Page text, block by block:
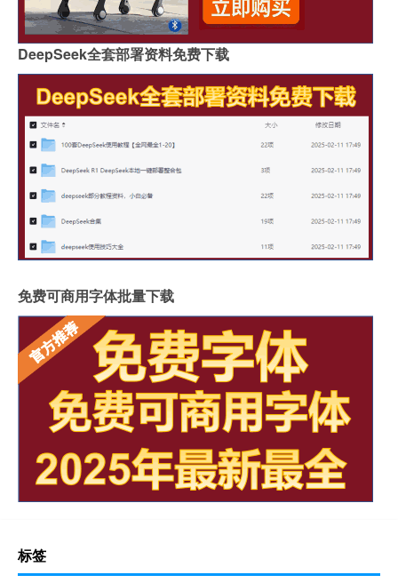
DeepSeek全套部署资料免费下载
免费可商用字体批量下载
标签